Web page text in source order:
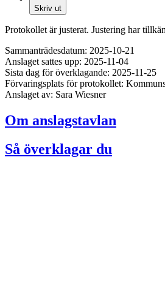
Skriv ut
Protokollet är justerat. Justering har
Sammanträdesdatum: 2025-10-21
Anslaget sattes upp: 2025-11-04
Sista dag för överklagande: 2025-11-25
Förvaringsplats för protokollet:
Anslaget av: Sara Wiesner
Om anslagstavlan
Så överklagar du